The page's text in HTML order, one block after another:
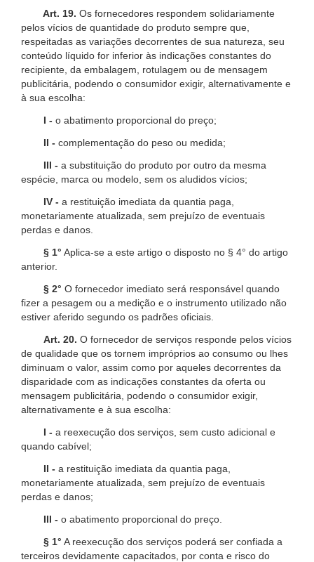
Art. 19. Os fornecedores respondem solidariamente
pelos vícios de quantidade do produto sempre que,
respeitadas as variações decorrentes de sua natureza, seu
conteúdo líquido for inferior às indicações constantes do
recipiente, da embalagem, rotulagem ou de mensagem
publicitária, podendo o consumidor exigir, alternativamente e
à sua escolha:
I - o abatimento proporcional do preço;
II - complementação do peso ou medida;
III - a substituição do produto por outro da mesma
espécie, marca ou modelo, sem os aludidos vícios;
IV - a restituição imediata da quantia paga,
monetariamente atualizada, sem prejuízo de eventuais
perdas e danos.
§ 1° Aplica-se a este artigo o disposto no § 4° do artigo
anterior.
§ 2° O fornecedor imediato será responsável quando
fizer a pesagem ou a medição e o instrumento utilizado não
estiver aferido segundo os padrões oficiais.
Art. 20. O fornecedor de serviços responde pelos vícios
de qualidade que os tornem impróprios ao consumo ou lhes
diminuam o valor, assim como por aqueles decorrentes da
disparidade com as indicações constantes da oferta ou
mensagem publicitária, podendo o consumidor exigir,
alternativamente e à sua escolha:
I - a reexecução dos serviços, sem custo adicional e
quando cabível;
II - a restituição imediata da quantia paga,
monetariamente atualizada, sem prejuízo de eventuais
perdas e danos;
III - o abatimento proporcional do preço.
§ 1° A reexecução dos serviços poderá ser confiada a
terceiros devidamente capacitados, por conta e risco do